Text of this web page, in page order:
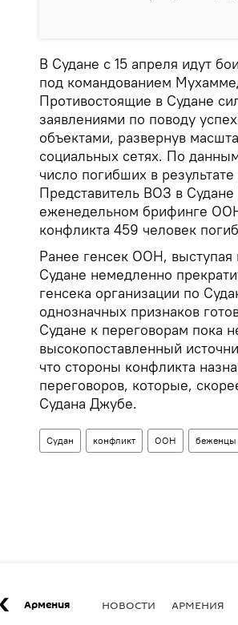
В Судане с 15 апреля идут
под командованием
Противостоящие в Судане
заявлениями по поводу
объектами, развернув
социальных сетях. По
число погибших в
Представитель ВОЗ в
еженедельном брифинге
конфликта 459 человек
Ранее генсек ООН, выступая
Судане немедленно
генсека организации по
однозначных признаков
Судане к переговорам пока
высокопоставленный
что стороны конфликта
переговоров, которые,
Судана Джубе.
Судан конфликт ООН беженцы
Армения НОВОСТИ АРМЕНИЯ